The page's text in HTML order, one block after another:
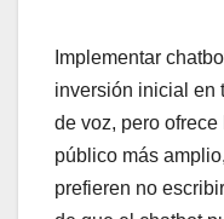
Implementar
inversión inicial en
de voz, pero
público más
prefieren no